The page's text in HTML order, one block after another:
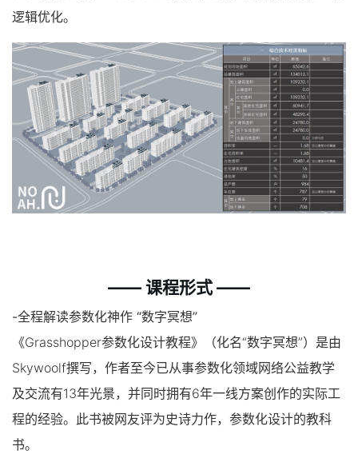
逻辑优化。
—— 课程形式 ——
-全程解读参数化神作 “数字冥想”
《Grasshopper参数化设计教程》（化名“数字冥想”）是由
Skywoolf撰写，作者至今已从事参数化领域网络公益教学
及交流有13年光景，并同时拥有6年一线方案创作的实际工
程的经验。此书被网友评为史诗力作，参数化设计的教科
书。